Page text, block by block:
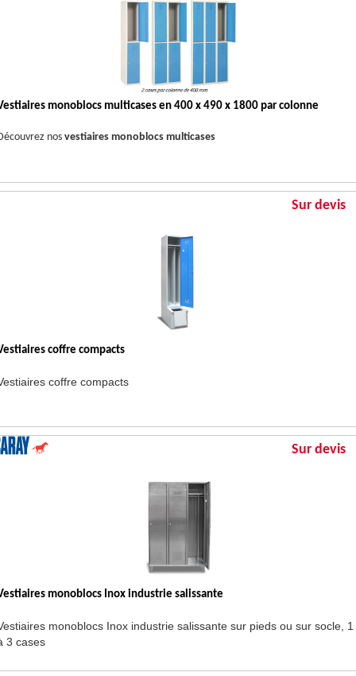
monoblocs multicases en 400 x 490 x 1800 par colonne
nos vestiaires monoblocs multicases
Sur devis
coffre compacts
coffre compacts
Sur devis
monoblocs Inox industrie salissante
monoblocs Inox industrie salissante sur pieds ou sur socle, 1
3 cases